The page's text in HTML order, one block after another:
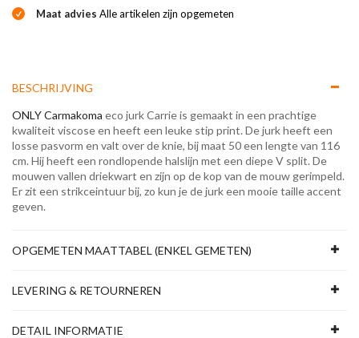
Maat advies Alle artikelen zijn opgemeten
BESCHRIJVING
ONLY Carmakoma eco jurk Carrie is gemaakt in een prachtige
kwaliteit viscose en heeft een leuke stip print. De jurk heeft een
losse pasvorm en valt over de knie, bij maat 50 een lengte van 116
cm. Hij heeft een rondlopende halslijn met een diepe V split. De
mouwen vallen driekwart en zijn op de kop van de mouw gerimpeld.
Er zit een strikceintuur bij, zo kun je de jurk een mooie taille accent
geven.
OPGEMETEN MAATTABEL (ENKEL GEMETEN)
LEVERING & RETOURNEREN
DETAIL INFORMATIE